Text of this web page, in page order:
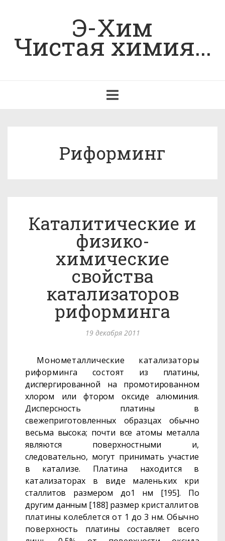
Э-Хим
Чистая химия...
navigation
Риформинг
Каталитические и
физико-
химические
свойства
катализаторов
риформинга
19 декабря 2011
Монометаллические катализаторы
риформинга состоят из платины,
диспергированной на промотированном
хлором или фтором оксиде алюминия.
Дисперсность платины в
свежеприготовленныхобразцах обычно
весьма высока; почти все атомы металла
являются поверхностными и,
следовательно, могут принимать участие
в ката­лизе. Платина находится в
катализаторах в виде маленьких кри­
сталлитов размером до1 нм [195]. По
другим данным [188] размер кристаллитов
платины колеблется от 1 до 3 нм. Обычно
поверх­ность платины составляет всего